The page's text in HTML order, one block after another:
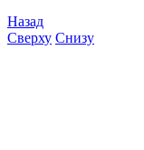
Назад
Сверху Снизу